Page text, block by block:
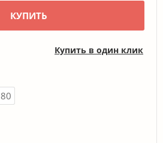
КУПИТЬ
Купить в один клик
80